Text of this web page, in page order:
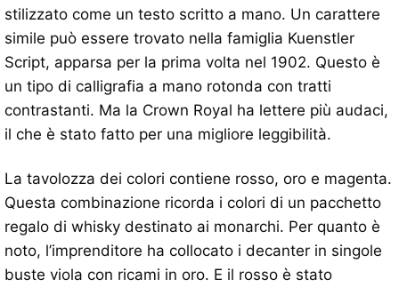
stilizzato come un testo scritto a mano. Un carattere
simile può essere trovato nella famiglia Kuenstler
Script, apparsa per la prima volta nel 1902. Questo è
un tipo di calligrafia a mano rotonda con tratti
contrastanti. Ma la Crown Royal ha lettere più audaci,
il che è stato fatto per una migliore leggibilità.
La tavolozza dei colori contiene rosso, oro e magenta.
Questa combinazione ricorda i colori di un pacchetto
regalo di whisky destinato ai monarchi. Per quanto è
noto, l’imprenditore ha collocato i decanter in singole
buste viola con ricami in oro. E il rosso è stato